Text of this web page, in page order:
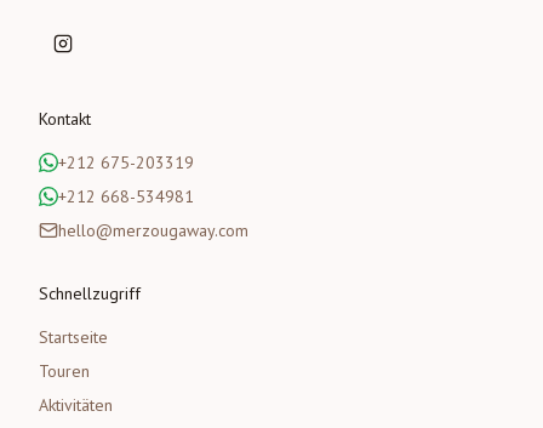
Kontakt
+212 675-203319
+212 668-534981
hello@merzougaway.com
Schnellzugriff
Startseite
Touren
Aktivitäten